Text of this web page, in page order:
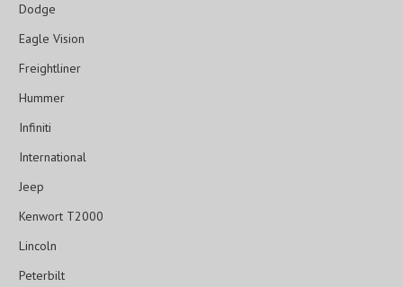
Dodge
Eagle Vision
Freightliner
Hummer
Infiniti
International
Jeep
Kenwort T2000
Lincoln
Peterbilt